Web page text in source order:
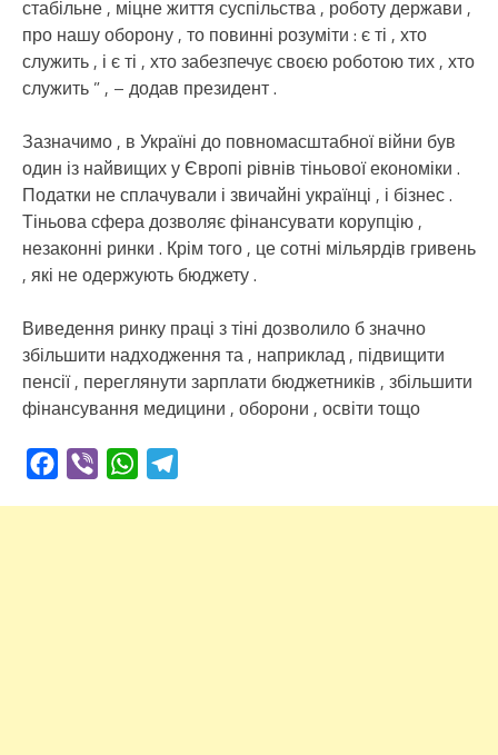
стабільне , міцне життя суспільства , роботу держави ,
про нашу оборону , то повинні розуміти : є ті , хто
служить , і є ті , хто забезпечує своєю роботою тих , хто
служить ” , – додав президент .
Зазначимо , в Україні до повномасштабної війни був
один із найвищих у Європі рівнів тіньової економіки .
Податки не сплачували і звичайні українці , і бізнес .
Тіньова сфера дозволяє фінансувати корупцію ,
незаконні ринки . Крім того , це сотні мільярдів гривень
, які не одержують бюджету .
Виведення ринку праці з тіні дозволило б значно
збільшити надходження та , наприклад , підвищити
пенсії , переглянути зарплати бюджетників , збільшити
фінансування медицини , оборони , освіти тощо
Facebook
Viber WhatsApp